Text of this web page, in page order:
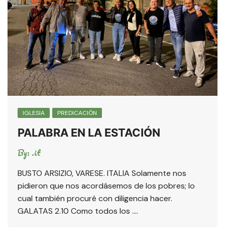
IGLESIA PREDICACIÓN
PALABRA EN LA ESTACIÓN
By: .it
BUSTO ARSIZIO, VARESE. ITALIA Solamente nos
pidieron que nos acordásemos de los pobres; lo
cual también procuré con diligencia hacer.
GALATAS 2.10 Como todos los ….